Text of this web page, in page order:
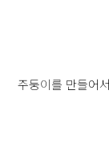
주둥이를 만들어